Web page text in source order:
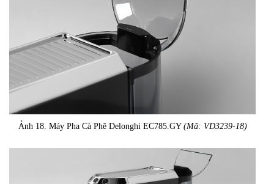
Ảnh 18. Máy Pha Cà Phê Delonghi EC785.GY (Mã: VD3239-18)